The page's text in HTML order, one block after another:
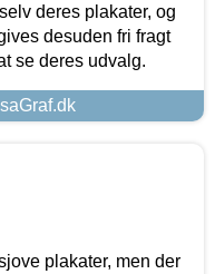
deres plakater, og
desuden fri fragt
se deres udvalg.
plakater, men der